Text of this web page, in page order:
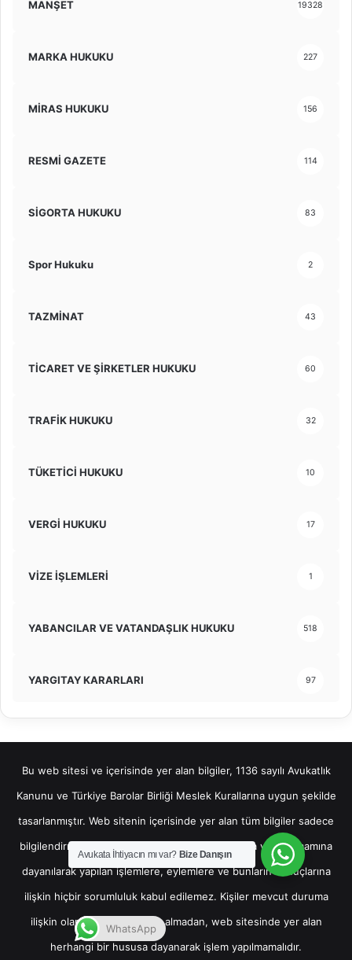
MANŞET 19328
MARKA HUKUKU 227
MİRAS HUKUKU 156
RESMİ GAZETE 114
SİGORTA HUKUKU 83
Spor Hukuku 2
TAZMİNAT 43
TİCARET VE ŞİRKETLER HUKUKU 60
TRAFİK HUKUKU 32
TÜKETİCİ HUKUKU 10
VERGİ HUKUKU 17
VİZE İŞLEMLERİ 1
YABANCILAR VE VATANDAŞLIK HUKUKU 518
YARGITAY KARARLARI 97
Bu web sitesi ve içerisinde yer alan bilgiler, 1136 sayılı Avukatlık
Kanunu ve Türkiye Barolar Birliği Meslek Kurallarına uygun şekilde
tasarlanmıştır. Web sitenin içerisinde yer alan tüm bilgiler sadece
bilgilendirme amaçlı olup, bu bilgilerin bir kısmına veya tamamına
dayanılarak yapılan işlemlere, eylemlere ve bunların sonuçlarına
ilişkin hiçbir sorumluluk kabul edilemez. Kişiler mevcut duruma
ilişkin olarak hukuki destek almadan, web sitesinde yer alan
herhangi bir hususa dayanarak işlem yapılmamalıdır.
Avukata İhtiyacın mı var? Bize Danışın
WhatsApp